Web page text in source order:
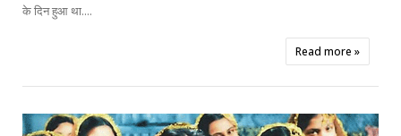
के दिन हुआ था....
Read more »